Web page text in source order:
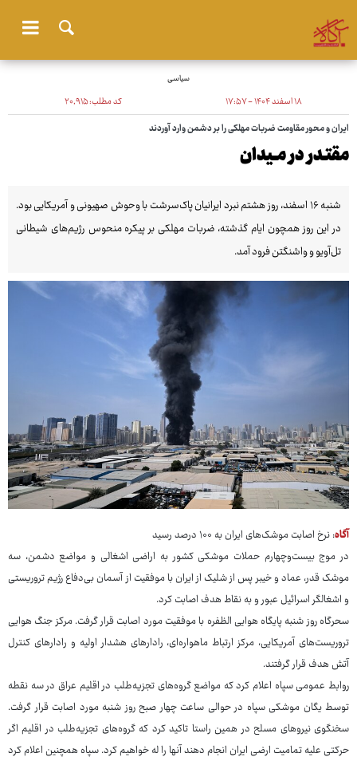
سیاسی
۱۸ اسفند ۱۴۰۴ - ۱۷:۵۷ کد مطلب:۲۰٬۹۱۵
ایران و محور مقاومت ضربات مهلکی را بر دشمن وارد آوردند
مقتـدر در مــیدان
شنبه ۱۶ اسفند، روز هشتم نبرد ایرانیان پاک‌سرشت با وحوش صهیونی و آمریکایی بود.
در این روز همچون ایام گذشته، ضربات مهلکی بر پیکره منحوس رژیم‌های شیطانی
تل‌آویو و واشنگتن فرود آمد.
آگاه: نرخ اصابت موشک‌های ایران به ۱۰۰ درصد رسید
در موج بیست‌وچهارم حملات موشکی کشور به اراضی اشغالی و مواضع دشمن، سه
موشک قدر، عماد و خیبر پس از شلیک از ایران با موفقیت از آسمان بی‌دفاع رژیم تروریستی
و اشغالگر اسرائیل عبور و به نقاط هدف اصابت کرد.
سحرگاه روز شنبه پایگاه هوایی الظفره با موفقیت مورد اصابت قرار گرفت. مرکز جنگ هوایی
تروریست‌های آمریکایی، مرکز ارتباط ماهواره‌ای، رادارهای هشدار اولیه و رادارهای کنترل
آتش هدف قرار گرفتند.
روابط عمومی سپاه اعلام کرد که مواضع گروه‌های تجزیه‌طلب در اقلیم عراق در سه نقطه
توسط یگان موشکی سپاه در حوالی ساعت چهار صبح روز شنبه مورد اصابت قرار گرفت.
سخنگوی نیروهای مسلح در همین راستا تاکید کرد که گروه‌های تجزیه‌طلب در اقلیم اگر
حرکتی علیه تمامیت ارضی ایران انجام دهند آنها را له خواهیم کرد. سپاه همچنین اعلام کرد